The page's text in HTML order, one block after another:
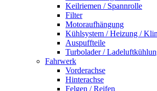
Keilriemen / Spannrolle
Filter
Motoraufhängung
Kühlsystem / Heizung /
Auspuffteile
Turbolader /
Fahrwerk
Vorderachse
Hinterachse
Felgen / Reifen